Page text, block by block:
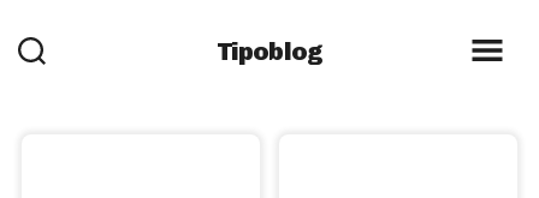
Tipoblog